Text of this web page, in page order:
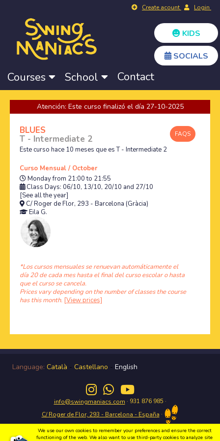
Create acount Login
KIDS
SOCIALS
Courses School Contact
Atención: Este curso finalizó el día 27-10-2025
FAQS
BLUES
T - Intermediate 2
Este curso hace 10 meses que es T - Intermediate 2
Curso Mensual / October
Monday from 21:00 to 21:55
Class Days: 06/10, 13/10, 20/10 and 27/10
[See all the year]
C/ Roger de Flor, 293 - Barcelona (Gràcia)
Eila G.
*Los cursos mensuales se renuevan automáticamente el
día 20 de cada mes hasta el final del curso escolar o hasta
que el curso se cancela.
Prices vary depending on the number of classes the course
has this month. [View prices]
Language: Català - Castellano - English
info@swingmaniacs.com · 931 876 985 ·
C/ Roger de Flor, 293 - Barcelona - España ·
We use our own cookies to remember your preferences and ensure the correct
functioning of the web. We also want to use third-party cookies to analyze site